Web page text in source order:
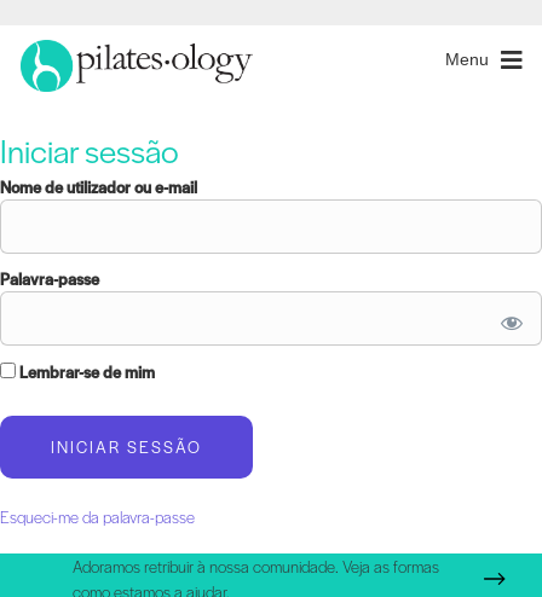
Menu
Iniciar sessão
Nome de utilizador ou e-mail
Palavra-passe
Lembrar-se de mim
Esqueci-me da palavra-passe
Adoramos retribuir à nossa comunidade. Veja as formas
como estamos a ajudar.